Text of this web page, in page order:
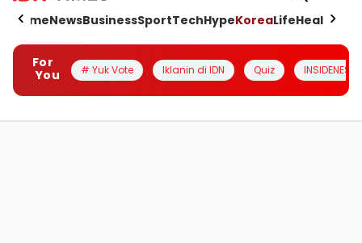
HomeNewsBusinessSportTechHypeKoreaLifeHealth
For
You
# Yuk Vote Iklanin di IDN Quiz INSIDENESIA